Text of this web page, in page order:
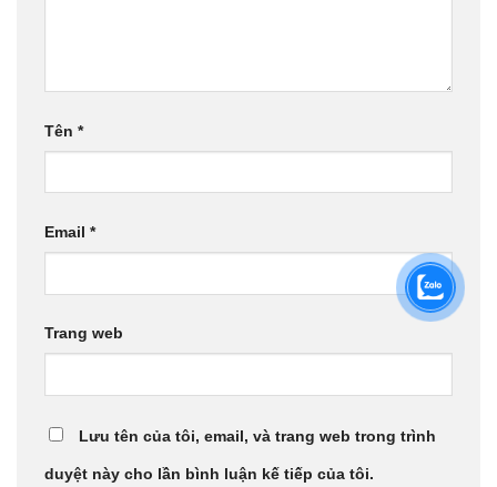
Tên *
Email *
Trang web
Lưu tên của tôi, email, và trang web trong trình
duyệt này cho lần bình luận kế tiếp của tôi.